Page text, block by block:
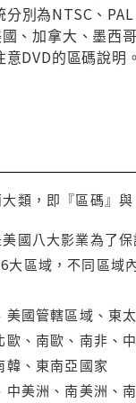
別為NTSC、
、加拿大、墨西
意DVD的區碼說
類，即『區碼』與
國八大影業為了
大區域，不同區域
國管轄區域、東
、南歐、南非、
韓、東南亞國家
美洲、南美洲、